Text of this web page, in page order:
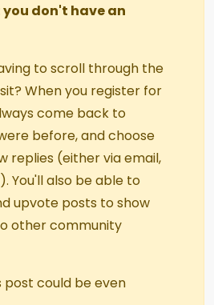
don't have an
to scroll through the
When you register for
come back to
before, and choose
replies (either via email,
You'll also be able to
upvote posts to show
other community
post could be even